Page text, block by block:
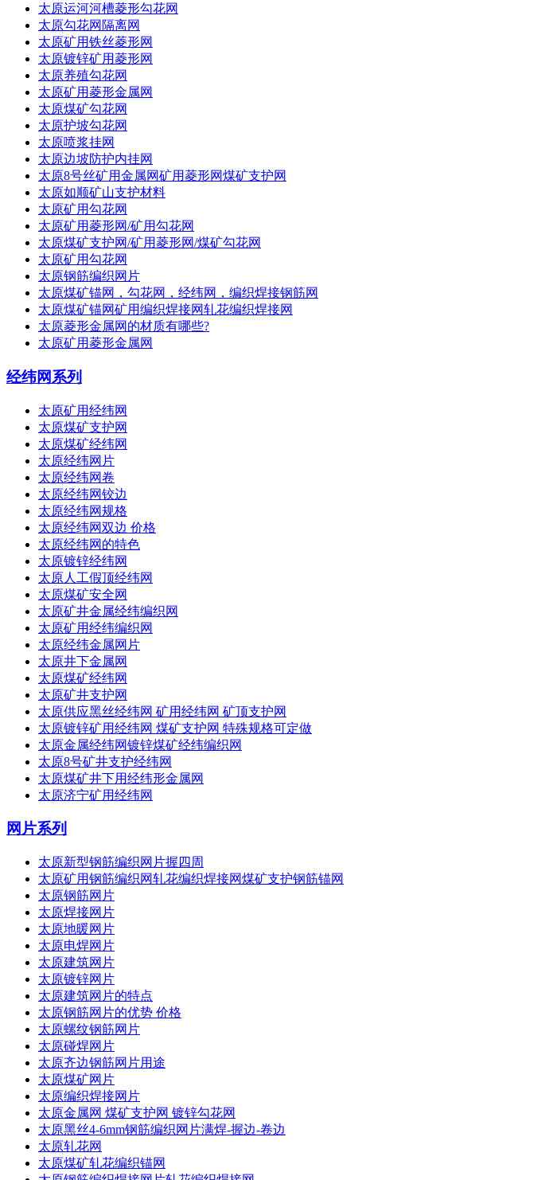
太原运河河槽菱形勾花网
太原勾花网隔离网
太原矿用铁丝菱形网
太原镀锌矿用菱形网
太原养殖勾花网
太原矿用菱形金属网
太原煤矿勾花网
太原护坡勾花网
太原喷浆挂网
太原边坡防护内挂网
太原8号丝矿用金属网矿用菱形网煤矿支护网
太原如顺矿山支护材料
太原矿用勾花网
太原矿用菱形网/矿用勾花网
太原煤矿支护网/矿用菱形网/煤矿勾花网
太原矿用勾花网
太原钢筋编织网片
太原煤矿锚网，勾花网，经纬网，编织焊接钢筋网
太原煤矿锚网矿用编织焊接网轧花编织焊接网
太原菱形金属网的材质有哪些?
太原矿用菱形金属网
经纬网系列
太原矿用经纬网
太原煤矿支护网
太原煤矿经纬网
太原经纬网片
太原经纬网卷
太原经纬网铰边
太原经纬网规格
太原经纬网双边 价格
太原经纬网的特色
太原镀锌经纬网
太原人工假顶经纬网
太原煤矿安全网
太原矿井金属经纬编织网
太原矿用经纬编织网
太原经纬金属网片
太原井下金属网
太原煤矿经纬网
太原矿井支护网
太原供应黑丝经纬网 矿用经纬网 矿顶支护网
太原镀锌矿用经纬网 煤矿支护网 特殊规格可定做
太原金属经纬网镀锌煤矿经纬编织网
太原8号矿井支护经纬网
太原煤矿井下用经纬形金属网
太原济宁矿用经纬网
网片系列
太原新型钢筋编织网片握四周
太原矿用钢筋编织网轧花编织焊接网煤矿支护钢筋锚网
太原钢筋网片
太原焊接网片
太原地暖网片
太原电焊网片
太原建筑网片
太原镀锌网片
太原建筑网片的特点
太原钢筋网片的优势 价格
太原螺纹钢筋网片
太原碰焊网片
太原齐边钢筋网片用途
太原煤矿网片
太原编织焊接网片
太原金属网 煤矿支护网 镀锌勾花网
太原黑丝4-6mm钢筋编织网片满焊-握边-卷边
太原轧花网
太原煤矿轧花编织锚网